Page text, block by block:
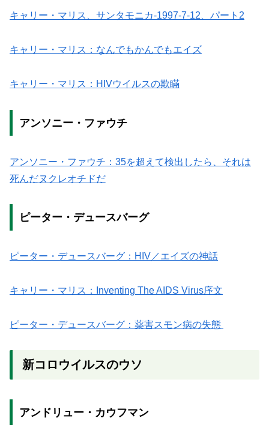
キャリー・マリス、サンタモニカ-1997-7-12、パート2
キャリー・マリス：なんでもかんでもエイズ
キャリー・マリス：HIVウイルスの欺瞞
アンソニー・ファウチ
アンソニー・ファウチ：35を超えて検出したら、それは
死んだヌクレオチドだ
ピーター・デュースバーグ
ピーター・デュースバーグ：HIV／エイズの神話
キャリー・マリス：Inventing The AIDS Virus序文
ピーター・デュースバーグ：薬害スモン病の失態
新コロウイルスのウソ
アンドリュー・カウフマン